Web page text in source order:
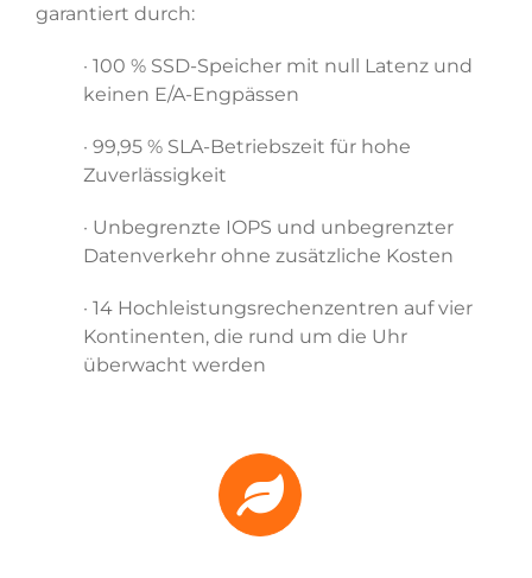
garantiert durch:
· 100 % SSD-Speicher mit null Latenz und
keinen E/A-Engpässen
· 99,95 % SLA-Betriebszeit für hohe
Zuverlässigkeit
· Unbegrenzte IOPS und unbegrenzter
Datenverkehr ohne zusätzliche Kosten
· 14 Hochleistungsrechenzentren auf vier
Kontinenten, die rund um die Uhr
überwacht werden